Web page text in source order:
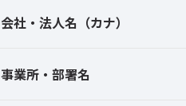
会社・法人名（カナ）
事業所・部署名